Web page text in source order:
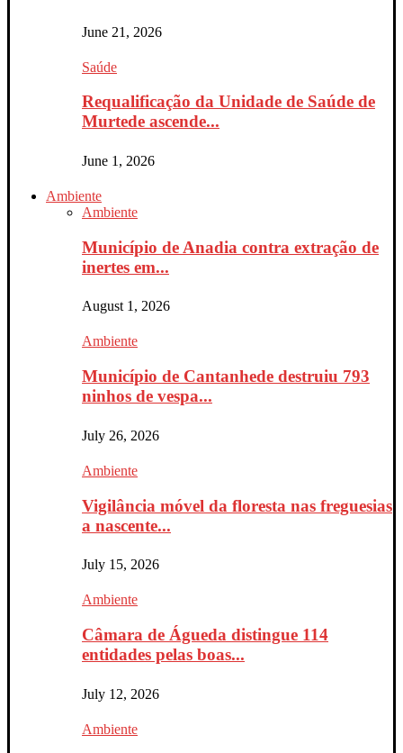
June 21, 2026
Saúde
Requalificação da Unidade de Saúde de
Murtede ascende...
June 1, 2026
Ambiente
Ambiente
Município de Anadia contra extração de
inertes em...
August 1, 2026
Ambiente
Município de Cantanhede destruiu 793
ninhos de vespa...
July 26, 2026
Ambiente
Vigilância móvel da floresta nas freguesias
a nascente...
July 15, 2026
Ambiente
Câmara de Águeda distingue 114
entidades pelas boas...
July 12, 2026
Ambiente